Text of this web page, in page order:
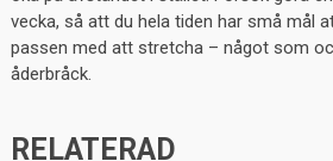
vecka, så att du hela tiden har små mål
passen med att stretcha – något som
åderbråck.
RELATERAD